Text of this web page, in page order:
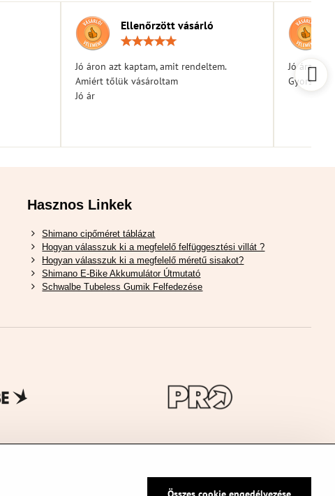
Ellenőrzött vásárló
/
5
Jó áron azt kaptam, amit rendeltem.
Amiért tőlük vásároltam
Jó ár
Jó árak
Gyors
Hasznos Linkek
Shimano cipőméret táblázat
Hogyan válasszuk ki a megfelelő felfüggesztési villát ?
Hogyan válasszuk ki a megfelelő méretű sisakot?
Shimano E-Bike Akkumulátor Útmutató
Schwalbe Tubeless Gumik Felfedezése